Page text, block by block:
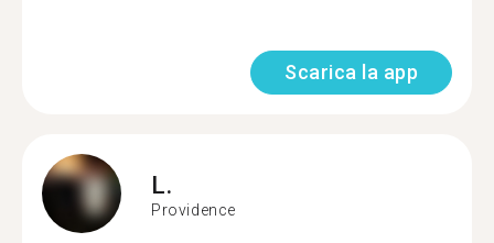
Scarica la app
L.
Providence